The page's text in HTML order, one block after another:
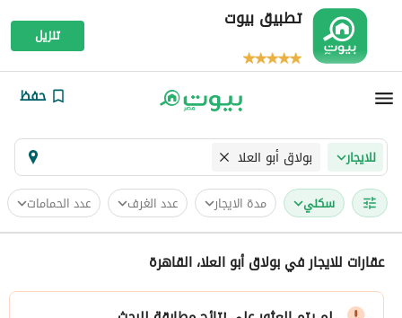
تطبيق بيوت
تنزيل
حفظ
للايجار بولاق أبو العلا
سكني مدة الايجار عدد الغرف عدد الحمامات
عقارات للايجار في بولاق أبو العلا، القاهرة